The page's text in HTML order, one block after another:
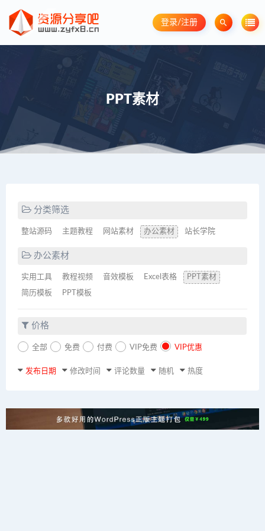
登录/注册
PPT素材
分类筛选
整站源码 主题教程 网站素材 办公素材 站长学院
办公素材
实用工具 教程视频 音效模板 Excel表格 PPT素材
简历模板 PPT模板
价格
全部 免费 付费 VIP免费 VIP优惠
发布日期 修改时间 评论数量 随机 热度